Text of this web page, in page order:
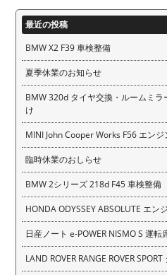
最近の投稿
BMW X2 F39 車検整備
夏季休業のお知らせ
BMW 320d タイヤ交換・ルームミ
け
MINI John Cooper Works F56 エンジ
臨時休業のおしらせ
BMW 2シリーズ 218d F45 車検整備
HONDA ODYSSEY ABSOLUTE エン
日産ノート e-POWER NISMO S 運
LAND ROVER RANGE ROVER